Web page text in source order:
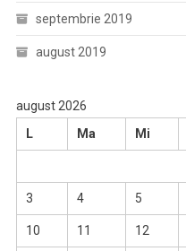
septembrie 2019
august 2019
august 2026
L
Ma Mi
3 4 5
10 11 12